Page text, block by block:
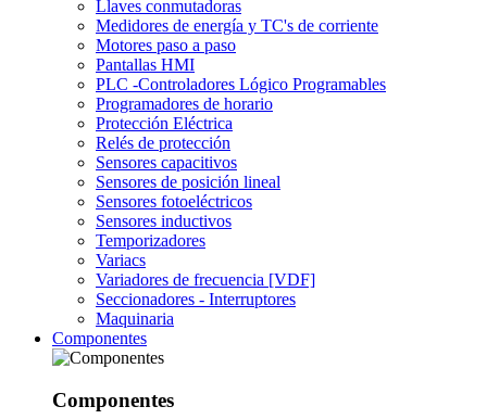
Llaves conmutadoras
Medidores de energía y TC's de corriente
Motores paso a paso
Pantallas HMI
PLC -Controladores Lógico Programables
Programadores de horario
Protección Eléctrica
Relés de protección
Sensores capacitivos
Sensores de posición lineal
Sensores fotoeléctricos
Sensores inductivos
Temporizadores
Variacs
Variadores de frecuencia [VDF]
Seccionadores - Interruptores
Maquinaria
Componentes
Componentes